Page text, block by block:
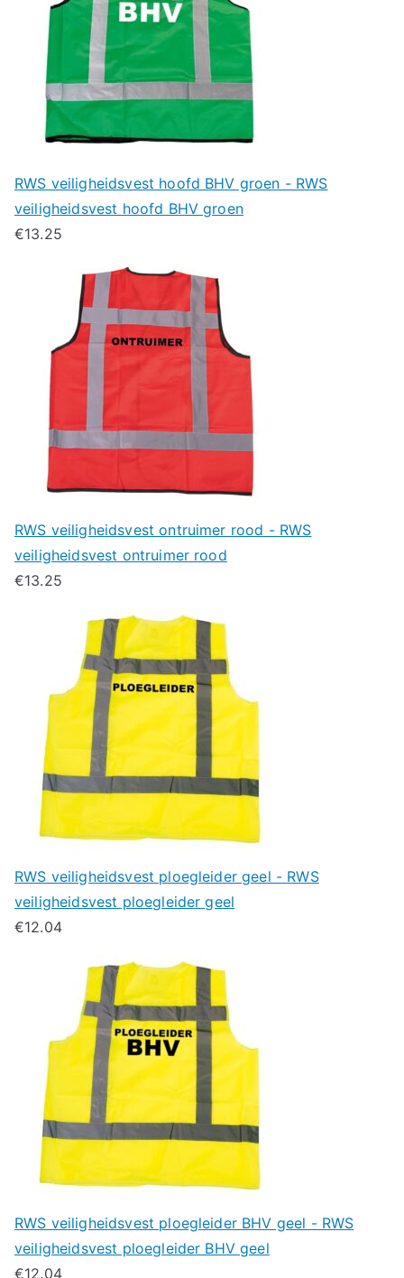
RWS veiligheidsvest hoofd BHV groen - RWS
veiligheidsvest hoofd BHV groen
€13.25
RWS veiligheidsvest ontruimer rood - RWS
veiligheidsvest ontruimer rood
€13.25
RWS veiligheidsvest ploegleider geel - RWS
veiligheidsvest ploegleider geel
€12.04
RWS veiligheidsvest ploegleider BHV geel - RWS
veiligheidsvest ploegleider BHV geel
€12.04